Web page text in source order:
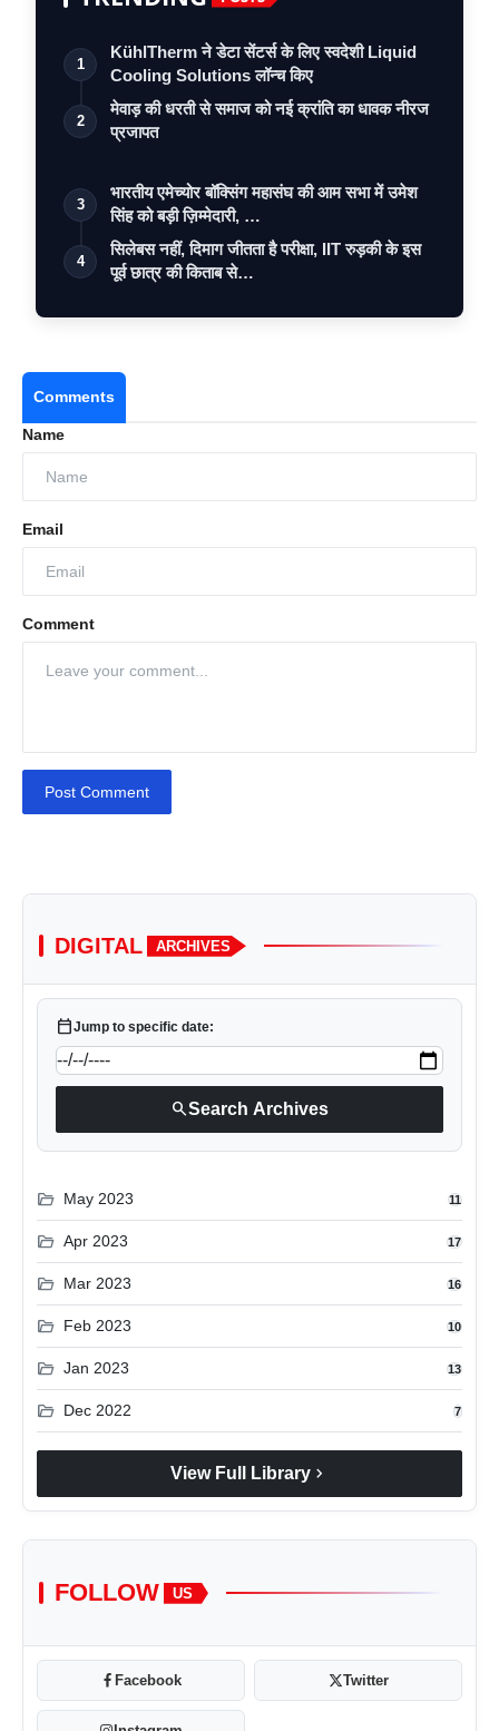
1
KühlTherm ने डेटा सेंटर्स के लिए स्वदेशी Liquid
Cooling Solutions लॉन्च किए
2
मेवाड़ की धरती से समाज को नई क्रांति का धावक नीरज
प्रजापत
3
भारतीय एमेच्योर बॉक्सिंग महासंघ की आम सभा में उमेश
सिंह को बड़ी ज़िम्मेदारी, …
4
सिलेबस नहीं, दिमाग जीतता है परीक्षा, IIT रुड़की के इस
पूर्व छात्र की किताब से…
Comments
Name
Email
Comment
Post Comment
DIGITAL ARCHIVES
calendar_todayJump to specific date:
searchSearch Archives
folder_open May 2023 11
folder_open Apr 2023 17
folder_open Mar 2023 16
folder_open Feb 2023 10
folder_open Jan 2023 13
folder_open Dec 2022 7
View Full Library chevron_right
FOLLOW US
Facebook Twitter